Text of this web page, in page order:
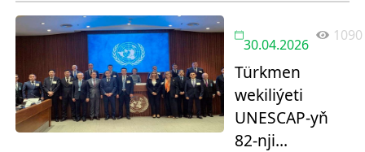
30.04.2026
1090
Türkmen
wekiliýeti
UNESCAP-yň
82-nji